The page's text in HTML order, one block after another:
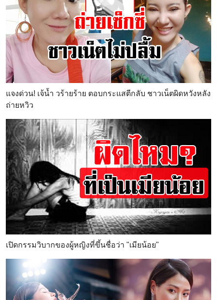
แจงด่วน! เจ้น้ำ วร้ายร้าย ตอบกระแสตีกลับ ชาวเน็ตผิดหวังหลัง
ถ่ายหวิว
เปิดกรรมวิบากของผู้หญิงที่ขึ้นชื่อว่า "เมียน้อย"